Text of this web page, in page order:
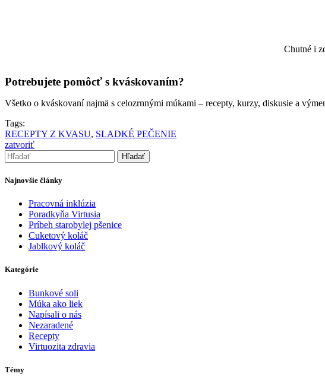
Chutné i
Potrebujete pomôcť s kváskovaním?
Všetko o kváskovaní najmä s celozrnnými múkami – recepty, kurzy, diskusie a
Tags:
RECEPTY Z KVASU, SLADKÉ PEČENIE
zatvoriť
Hľadať
Najnovšie články
Pracovná inklúzia
Poradkyňa Virtusia
Príbeh starobylej pšenice
Cuketový koláč
Jablkový koláč
Kategórie
Bunkové soli
Múka ako liek
Napísali o nás
Nezaradené
Recepty
Virtuozita zdravia
Témy